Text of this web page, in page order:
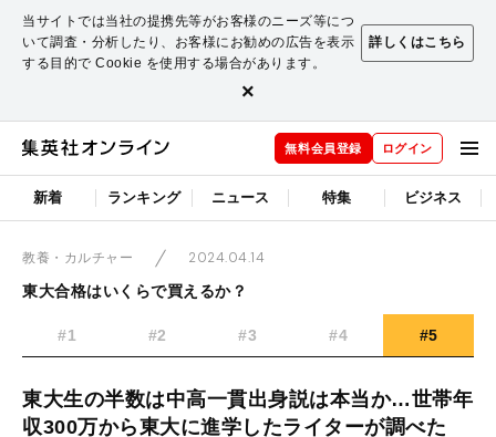
当サイトでは当社の提携先等がお客様のニーズ等につ
いて調査・分析したり、お客様にお勧めの広告を表示
する目的で Cookie を使用する場合があります。
詳しくはこちら
×
無料会員登録 ログイン
新着 ランキング ニュース 特集 ビジネス
教養・カルチャー
2024.04.14
東大合格はいくらで買えるか？
#1 #2 #3 #4 #5
東大生の半数は中高一貫出身説は本当か…世帯年
収300万から東大に進学したライターが調べた